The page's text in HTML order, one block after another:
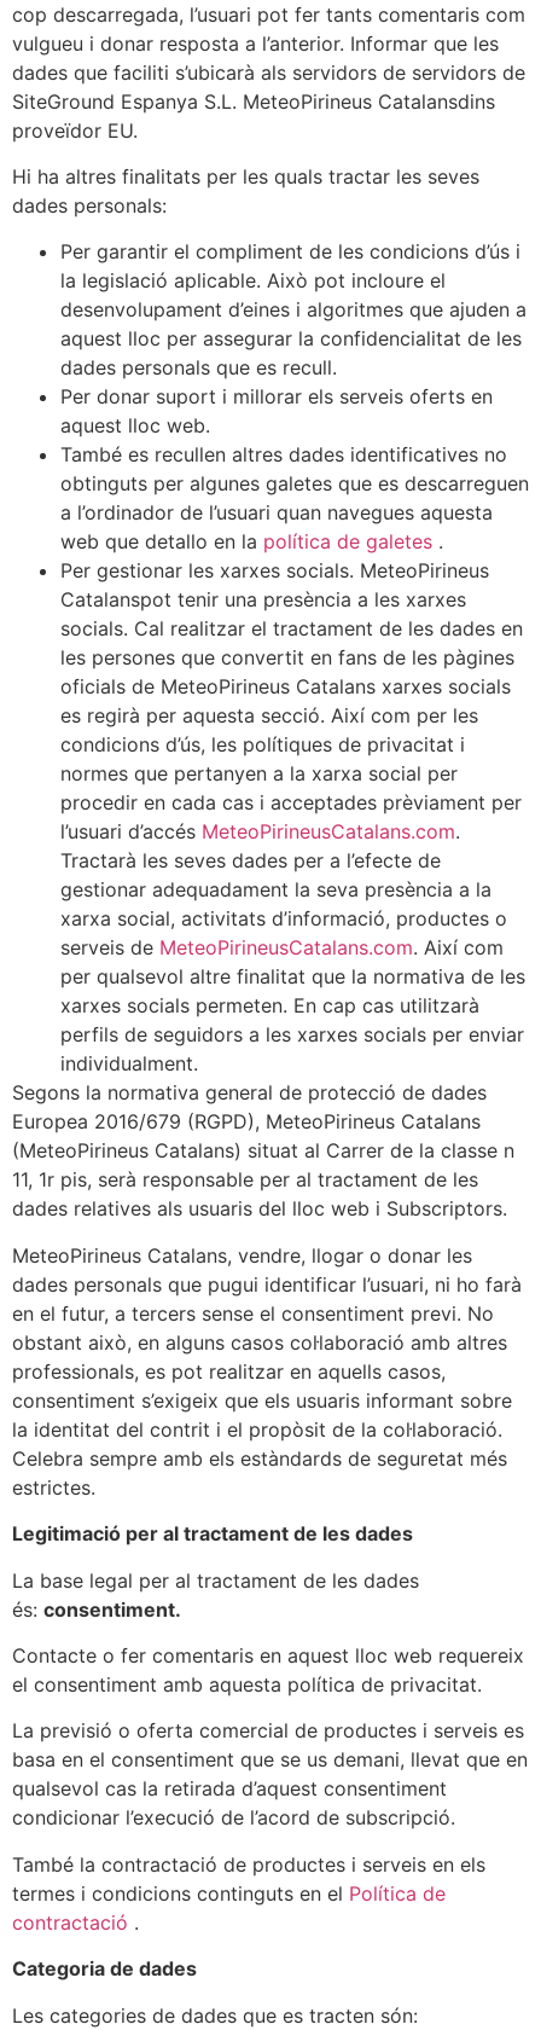
cop descarregada, l’usuari pot fer tants comentaris com
vulgueu i donar resposta a l’anterior. Informar que les
dades que faciliti s’ubicarà als servidors de servidors de
SiteGround Espanya S.L. MeteoPirineus Catalansdins
proveïdor EU.
Hi ha altres finalitats per les quals tractar les seves
dades personals:
Per garantir el compliment de les condicions d’ús i
la legislació aplicable. Això pot incloure el
desenvolupament d’eines i algoritmes que ajuden a
aquest lloc per assegurar la confidencialitat de les
dades personals que es recull.
Per donar suport i millorar els serveis oferts en
aquest lloc web.
També es recullen altres dades identificatives no
obtinguts per algunes galetes que es descarreguen
a l’ordinador de l’usuari quan navegues aquesta
web que detallo en la política de galetes .
Per gestionar les xarxes socials. MeteoPirineus
Catalanspot tenir una presència a les xarxes
socials. Cal realitzar el tractament de les dades en
les persones que convertit en fans de les pàgines
oficials de MeteoPirineus Catalans xarxes socials
es regirà per aquesta secció. Així com per les
condicions d’ús, les polítiques de privacitat i
normes que pertanyen a la xarxa social per
procedir en cada cas i acceptades prèviament per
l’usuari d’accés MeteoPirineusCatalans.com.
Tractarà les seves dades per a l’efecte de
gestionar adequadament la seva presència a la
xarxa social, activitats d’informació, productes o
serveis de MeteoPirineusCatalans.com. Així com
per qualsevol altre finalitat que la normativa de les
xarxes socials permeten. En cap cas utilitzarà
perfils de seguidors a les xarxes socials per enviar
individualment.
Segons la normativa general de protecció de dades
Europea 2016/679 (RGPD), MeteoPirineus Catalans
(MeteoPirineus Catalans) situat al Carrer de la classe n
11, 1r pis, serà responsable per al tractament de les
dades relatives als usuaris del lloc web i Subscriptors.
MeteoPirineus Catalans, vendre, llogar o donar les
dades personals que pugui identificar l’usuari, ni ho farà
en el futur, a tercers sense el consentiment previ. No
obstant això, en alguns casos col·laboració amb altres
professionals, es pot realitzar en aquells casos,
consentiment s’exigeix que els usuaris informant sobre
la identitat del contrit i el propòsit de la col·laboració.
Celebra sempre amb els estàndards de seguretat més
estrictes.
Legitimació per al tractament de les dades
La base legal per al tractament de les dades
és: consentiment.
Contacte o fer comentaris en aquest lloc web requereix
el consentiment amb aquesta política de privacitat.
La previsió o oferta comercial de productes i serveis es
basa en el consentiment que se us demani, llevat que en
qualsevol cas la retirada d’aquest consentiment
condicionar l’execució de l’acord de subscripció.
També la contractació de productes i serveis en els
termes i condicions continguts en el Política de
contractació .
Categoria de dades
Les categories de dades que es tracten són: